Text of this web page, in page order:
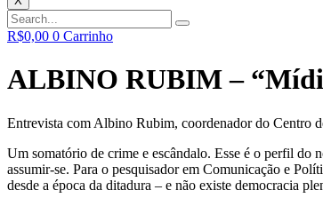
R$0,00 0 Carrinho
ALBINO RUBIM –
Entrevista com Albino Rubim, coordenador do
Um somatório de crime e escândalo. Esse é o perfil do
assumir-se. Para o pesquisador em Comunicação e
desde a época da ditadura – e não existe democracia